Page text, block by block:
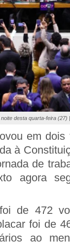
desta quarta-feira
em dois
à
de
agora
de 472
foi de
ao